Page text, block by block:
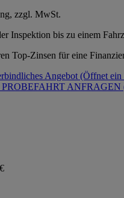
zzgl. MwSt.
Inspektion bis zu einem
Top-Zinsen für eine
Angebot (Öffnet ein
PROBEFAHRT ANFRAGEN